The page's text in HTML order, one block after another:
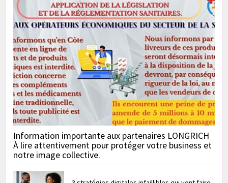
Information importante aux partenaires LONGRICH
À lire attentivement pour protéger votre business et
notre image collective.